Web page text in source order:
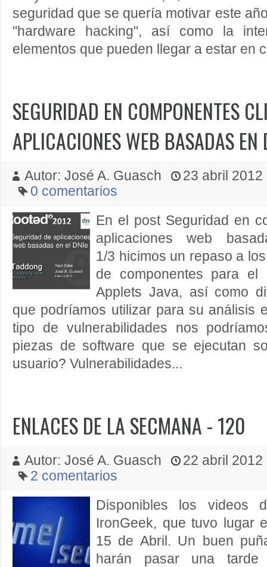
seguridad que se quería motivar este
"hardware hacking", así como la
elementos que pueden llegar a estar en
SEGURIDAD EN COMPONENTES
APLICACIONES WEB BASADAS
Autor: José A. Guasch
23 abril 2012
0 comentarios
En el post Seguridad en
aplicaciones web
1/3 hicimos un repaso a
de componentes para el
Applets Java, así como
que podríamos utilizar para su análisis
tipo de vulnerabilidades nos
piezas de software que se ejecutan
usuario? Vulnerabilidades...
ENLACES DE LA SECMANA - 120
Autor: José A. Guasch
22 abril 2012
2 comentarios
Disponibles los videos
IronGeek, que tuvo lugar
15 de Abril. Un buen
harán pasar una tarde